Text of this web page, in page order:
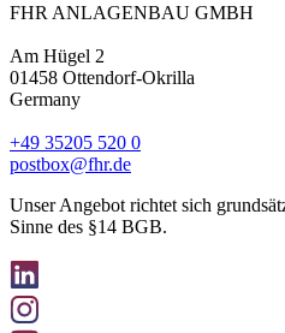
FHR ANLAGENBAU GMBH
Am Hügel 2
01458 Otten­dorf-Okrilla
Germany
+49 35205 520 0
postbox@fhr.de
Unser Angebot richtet sich
Sinne des §14 BGB.